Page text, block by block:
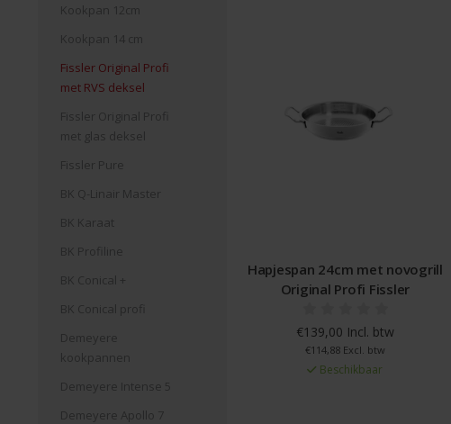
Kookpan 12cm
Kookpan 14 cm
Fissler Original Profi
met RVS deksel
Fissler Original Profi
met glas deksel
Fissler Pure
BK Q-Linair Master
BK Karaat
BK Profiline
BK Conical +
BK Conical profi
Demeyere
kookpannen
Demeyere Intense 5
Demeyere Apollo 7
Hapjespan 24cm met novogrill
Original Profi Fissler
€139,00 Incl. btw
€114,88 Excl. btw
Beschikbaar